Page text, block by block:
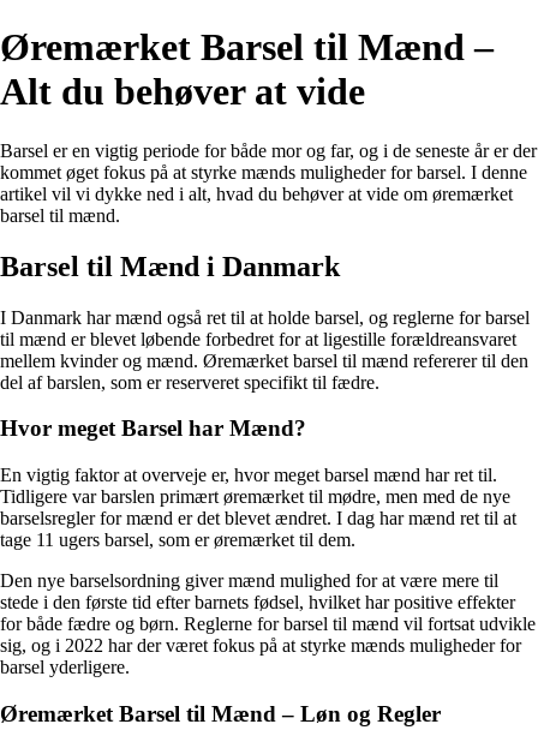
Øremærket Barsel til Mænd –
Alt du behøver at vide
Barsel er en vigtig periode for både mor og far, og i de seneste år er der
kommet øget fokus på at styrke mænds muligheder for barsel. I denne
artikel vil vi dykke ned i alt, hvad du behøver at vide om øremærket
barsel til mænd.
Barsel til Mænd i Danmark
I Danmark har mænd også ret til at holde barsel, og reglerne for barsel
til mænd er blevet løbende forbedret for at ligestille forældreansvaret
mellem kvinder og mænd. Øremærket barsel til mænd refererer til den
del af barslen, som er reserveret specifikt til fædre.
Hvor meget Barsel har Mænd?
En vigtig faktor at overveje er, hvor meget barsel mænd har ret til.
Tidligere var barslen primært øremærket til mødre, men med de nye
barselsregler for mænd er det blevet ændret. I dag har mænd ret til at
tage 11 ugers barsel, som er øremærket til dem.
Den nye barselsordning giver mænd mulighed for at være mere til
stede i den første tid efter barnets fødsel, hvilket har positive effekter
for både fædre og børn. Reglerne for barsel til mænd vil fortsat udvikle
sig, og i 2022 har der været fokus på at styrke mænds muligheder for
barsel yderligere.
Øremærket Barsel til Mænd – Løn og Regler